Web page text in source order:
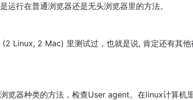
运行在普通浏览器还是无头浏览器里的方法。
Linux, 2 Mac) 里测试过，也就是说, 肯定还有其
览器种类的方法，检查User agent。在linux计算机